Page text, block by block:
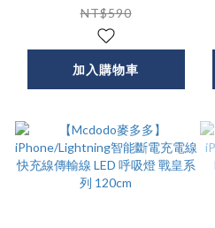
電線傳輸線編織線 Pin
頭 LED指示燈 微笑系
列 120cm/180cm
NT$590
加入購物車